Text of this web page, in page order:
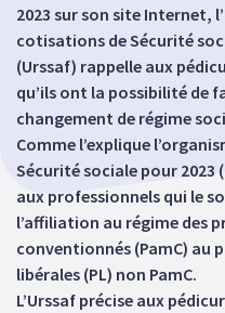
2023 sur son site Internet,
cotisations de Sécurité
(Urssaf) rappelle aux
qu’ils ont la possibilité de
changement de régime
Comme l’explique
Sécurité sociale pour 2023
aux professionnels qui le
l’affiliation au régime des
conventionnés (PamC) au
libérales (PL) non PamC.
L’Urssaf précise aux